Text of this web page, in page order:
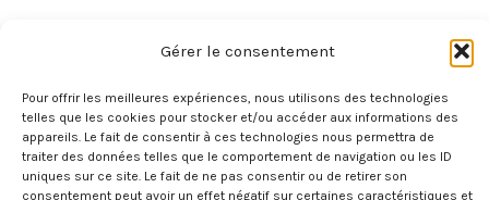
Gérer le consentement
Pour offrir les meilleures expériences, nous utilisons des technologies
telles que les cookies pour stocker et/ou accéder aux informations des
appareils. Le fait de consentir à ces technologies nous permettra de
traiter des données telles que le comportement de navigation ou les ID
uniques sur ce site. Le fait de ne pas consentir ou de retirer son
consentement peut avoir un effet négatif sur certaines caractéristiques et